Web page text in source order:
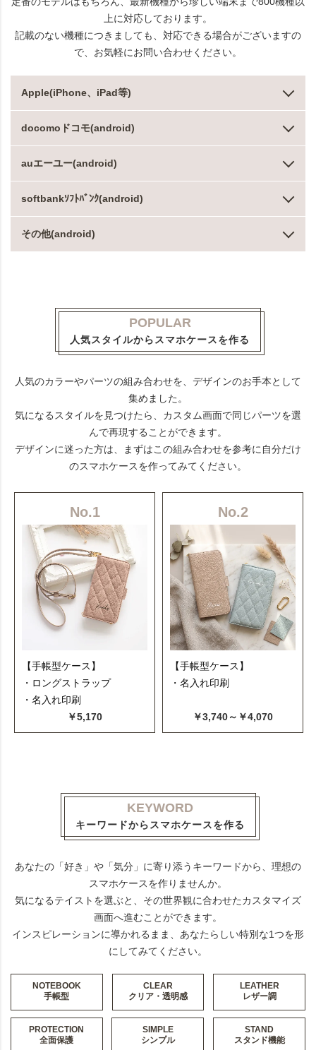
上に対応しております。
記載のない機種につきましても、対応できる場合がございますの
で、お気軽にお問い合わせください。
Apple(iPhone、iPad等)
docomoドコモ(android)
auエーユー(android)
softbankｿﾌﾄﾊﾞﾝｸ(android)
その他(android)
POPULAR
人気スタイルからスマホケースを作る
人気のカラーやパーツの組み合わせを、デザインのお手本として
集めました。
気になるスタイルを見つけたら、カスタム画面で同じパーツを選
んで再現することができます。
デザインに迷った方は、まずはこの組み合わせを参考に自分だけ
のスマホケースを作ってみてください。
No.1
【手帳型ケース】
・ロングストラップ
・名入れ印刷
￥5,170
No.2
【手帳型ケース】
・名入れ印刷
￥3,740～￥4,070
KEYWORD
キーワードからスマホケースを作る
あなたの「好き」や「気分」に寄り添うキーワードから、理想の
スマホケースを作りませんか。
気になるテイストを選ぶと、その世界観に合わせたカスタマイズ
画面へ進むことができます。
インスピレーションに導かれるまま、あなたらしい特別な1つを形
にしてみてください。
NOTEBOOK
手帳型
CLEAR
クリア・透明感
LEATHER
レザー調
PROTECTION
全面保護
SIMPLE
シンプル
STAND
スタンド機能